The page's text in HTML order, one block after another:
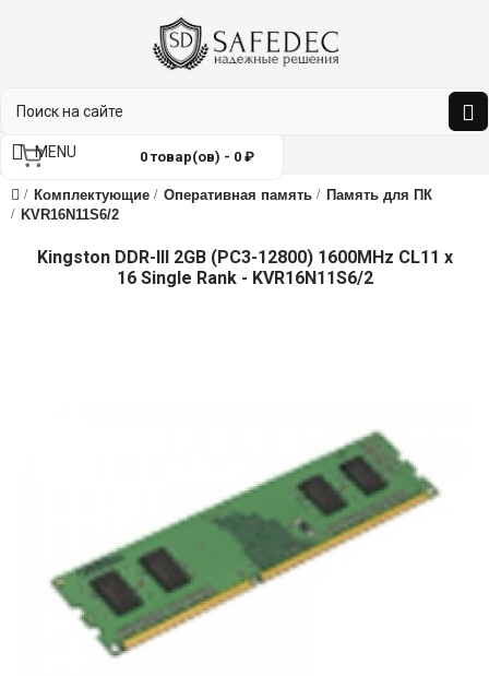
0 товар(ов) - 0 ₽
MENU
Комплектующие Оперативная память
Память для ПК
KVR16N11S6/2
Kingston DDR-III 2GB (PC3-12800) 1600MHz CL11 x
16 Single Rank - KVR16N11S6/2